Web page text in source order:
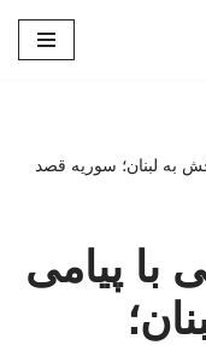
به لبنان؛ سوریه قصد
با پیامی